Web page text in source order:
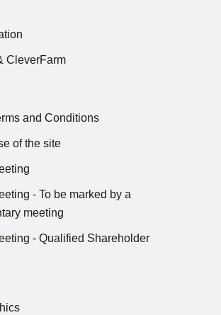
CleverFarm
and Conditions
of the site
- To be marked by a
meeting
- Qualified Shareholder